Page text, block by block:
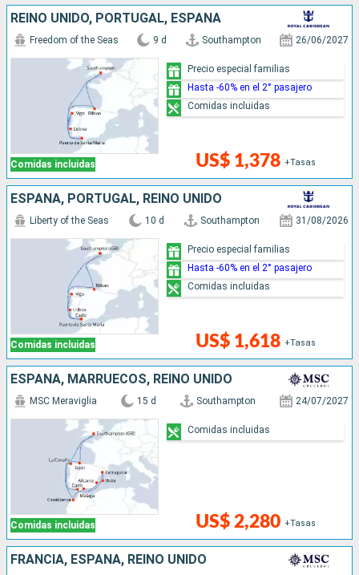
REINO UNIDO, PORTUGAL, ESPAÑA
Comidas incluidas
Freedom of the Seas 9 d Southampton 26/06/2027
US$ 1,378 +Tasas
Precio especial familias
Hasta -60% en el 2° pasajero
Comidas incluidas
ESPAÑA, PORTUGAL, REINO UNIDO
Comidas incluidas
Liberty of the Seas 10 d Southampton 31/08/2026
US$ 1,618 +Tasas
Precio especial familias
Hasta -60% en el 2° pasajero
Comidas incluidas
ESPAÑA, MARRUECOS, REINO UNIDO
Comidas incluidas
MSC Meraviglia 15 d Southampton 24/07/2027
US$ 2,280 +Tasas
Comidas incluidas
FRANCIA, ESPAÑA, REINO UNIDO